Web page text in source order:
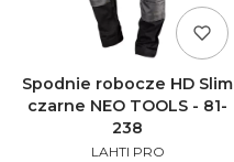
Spodnie robocze HD Slim
czarne NEO TOOLS - 81-
238
PRODUCENT
LAHTI PRO